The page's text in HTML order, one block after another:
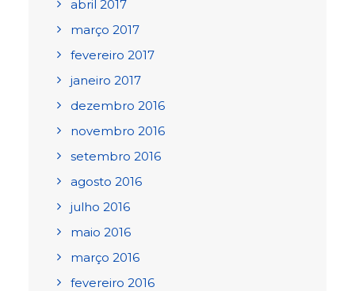
abril 2017
março 2017
fevereiro 2017
janeiro 2017
dezembro 2016
novembro 2016
setembro 2016
agosto 2016
julho 2016
maio 2016
março 2016
fevereiro 2016